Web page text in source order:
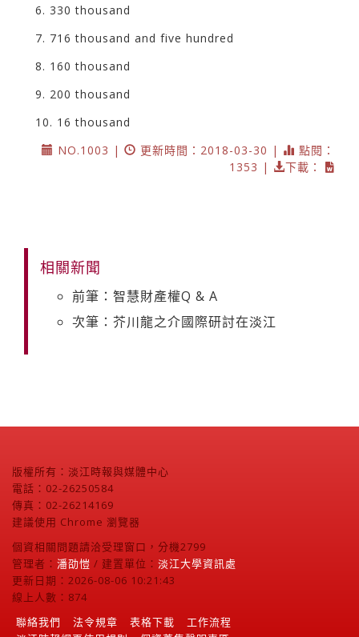
6. 330 thousand
7. 716 thousand and five hundred
8. 160 thousand
9. 200 thousand
10. 16 thousand
NO.1003 |
更新時間：2018-03-30 |
點閱：
1353 |
下載：
相關新聞
前筆：智慧財產權Q & A
次筆：芥川龍之介國際研討在淡江
版權所有：淡江時報與媒體中心
電話：02-26250584
傳真：02-26214169
建議使用 Chrome 瀏覽器
個資相關問題請洽受理窗口，分機2799
管理者： 潘劭愷 / 建置單位： 淡江大學資訊處
更新日期：2026-08-06 10:21:43
線上人數：874
聯絡我們
法令規章 表格下載
工作流程